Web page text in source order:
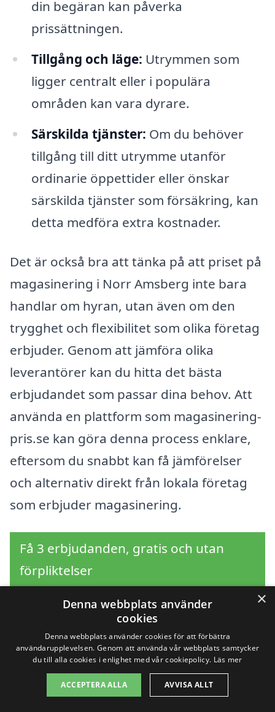
din begäran kan påverka
prissättningen.
Tillgång och läge: Utrymmen som
ligger centralt eller i populära
områden kan vara dyrare.
Särskilda tjänster: Om du behöver
tillgång till ditt utrymme utanför
ordinarie öppettider eller önskar
särskilda tjänster som försäkring, kan
detta medföra extra kostnader.
Det är också bra att tänka på att priset på
magasinering i Norr Amsberg inte bara
handlar om hyran, utan även om den
trygghet och flexibilitet som olika företag
erbjuder. Genom att jämföra olika
leverantörer kan du hitta det bästa
erbjudandet som passar dina behov. Att
använda en plattform som magasinering-
pris.se kan göra denna process enklare,
eftersom du snabbt kan få jämförelser
och alternativ direkt från lokala företag
som erbjuder magasinering.
Få 3 erbjudanden, gratis och utan
förpliktelser
Sök efter en
professionell för
magasinering i andra
×
Denna webbplats använder
cookies
Denna webbplats använder cookies för att förbättra
användarupplevelsen. Genom att använda vår webbplats samtycker
du till alla cookies i enlighet med vår cookiepolicy. Läs mer
ACCEPTERA ALLA AVVISA ALLT